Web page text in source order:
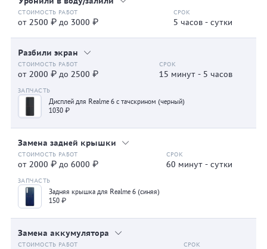
от 2500 ₽ до 3000 ₽ 5 часов - сутки
Разбили экран
от 2000 ₽ до 2500 ₽ 15 минут - 5 часов
Дисплей для Realme 6 с тачскрином (черный)
1030 ₽
Замена задней крышки
от 2000 ₽ до 6000 ₽ 60 минут - сутки
Задняя крышка для Realme 6 (синяя)
150 ₽
Замена аккумулятора